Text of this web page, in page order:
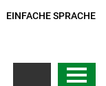
EINFACHE SPRACHE